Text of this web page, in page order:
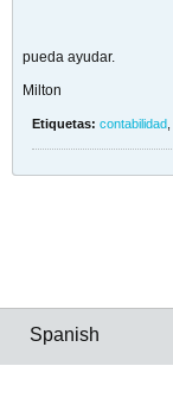
pueda ayudar.
Milton
Etiquetas: contabilidad
Spanish